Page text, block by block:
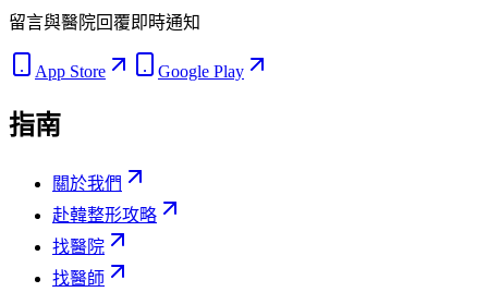
留言與醫院回覆即時通知
App Store Google Play
指南
關於我們
赴韓整形攻略
找醫院
找醫師